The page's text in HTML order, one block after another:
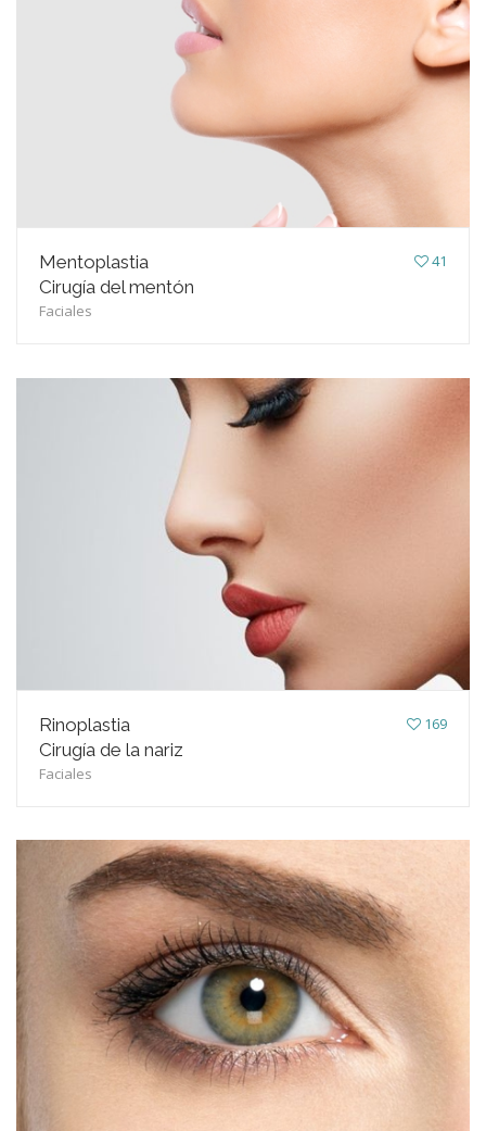
41
Mentoplastia
Cirugía del mentón
Faciales
169
Rinoplastia
Cirugía de la nariz
Faciales